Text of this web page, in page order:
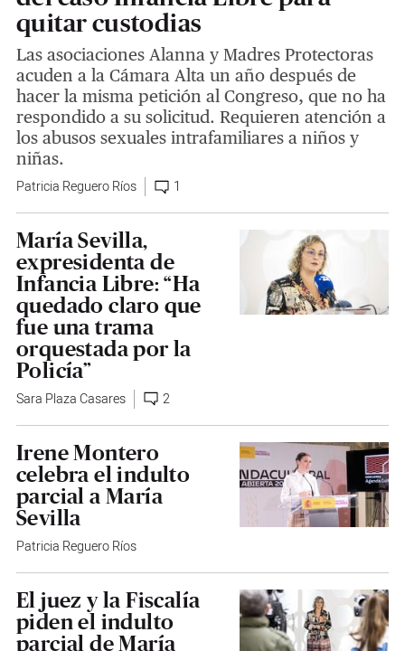
quitar custodias
Las asociaciones Alanna y Madres Protectoras
acuden a la Cámara Alta un año después de
hacer la misma petición al Congreso, que no ha
respondido a su solicitud. Requieren atención a
los abusos sexuales intrafamiliares a niños y
niñas.
Patricia Reguero Ríos 1
María Sevilla,
expresidenta de
Infancia Libre: “Ha
quedado claro que
fue una trama
orquestada por la
Policía”
Sara Plaza Casares 2
Irene Montero
celebra el indulto
parcial a María
Sevilla
Patricia Reguero Ríos
El juez y la Fiscalía
piden el indulto
parcial de María